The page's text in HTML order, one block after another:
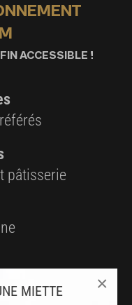
MIETTE ×
ACCESSIBLE !
pâtisserie